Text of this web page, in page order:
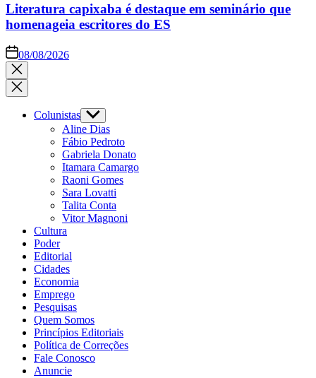
Literatura capixaba é destaque em seminário que
homenageia escritores do ES
08/08/2026
Colunistas
Aline Dias
Fábio Pedroto
Gabriela Donato
Itamara Camargo
Raoni Gomes
Sara Lovatti
Talita Conta
Vitor Magnoni
Cultura
Poder
Editorial
Cidades
Economia
Emprego
Pesquisas
Quem Somos
Princípios Editoriais
Política de Correções
Fale Conosco
Anuncie